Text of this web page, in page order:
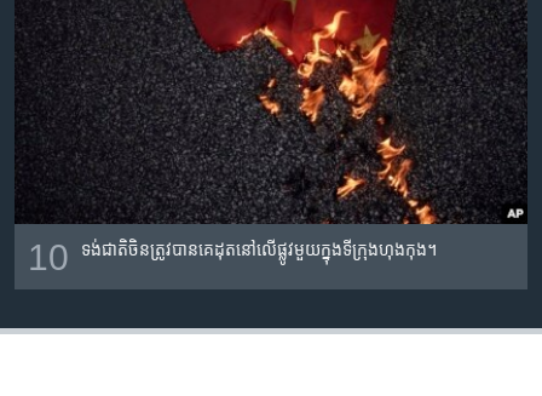
10 ទង់​ជាតិ​ចិន​ត្រូវ​បាន​គេ​ដុត​​នៅ​លើ​ផ្លូវ​មួយ​ក្នុង​ទីក្រុង​ហុងកុង។